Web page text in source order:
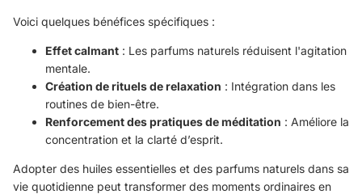
Voici quelques bénéfices spécifiques :
Effet calmant : Les parfums naturels réduisent l'agitation
mentale.
Création de rituels de relaxation : Intégration dans les
routines de bien-être.
Renforcement des pratiques de méditation : Améliore la
concentration et la clarté d’esprit.
Adopter des huiles essentielles et des parfums naturels dans sa
vie quotidienne peut transformer des moments ordinaires en